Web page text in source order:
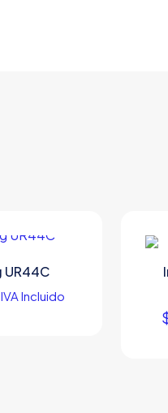
IVA Incluido